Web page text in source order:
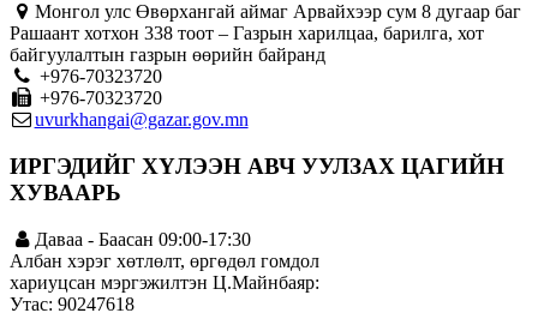
Монгол улс Өвөрхангай аймаг Арвайхээр сум 8 дугаар баг
Рашаант хотхон 338 тоот – Газрын харилцаа, барилга, хот
байгуулалтын газрын өөрийн байранд
+976-70323720
+976-70323720
uvurkhangai@gazar.gov.mn
ИРГЭДИЙГ ХҮЛЭЭН АВЧ УУЛЗАХ ЦАГИЙН
ХУВААРЬ
Даваа - Баасан 09:00-17:30
Албан хэрэг хөтлөлт, өргөдөл гомдол
хариуцсан мэргэжилтэн Ц.Майнбаяр:
Утас: 90247618